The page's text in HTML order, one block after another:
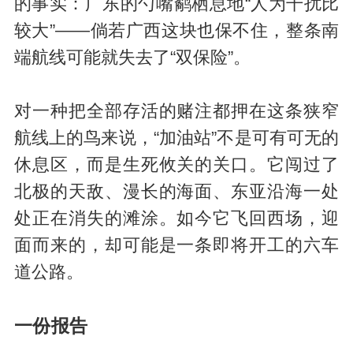
的事实：广东的勺嘴鹬栖息地“人为干扰比
较大”——倘若广西这块也保不住，整条南
端航线可能就失去了“双保险”。
对一种把全部存活的赌注都押在这条狭窄
航线上的鸟来说，“加油站”不是可有可无的
休息区，而是生死攸关的关口。它闯过了
北极的天敌、漫长的海面、东亚沿海一处
处正在消失的滩涂。如今它飞回西场，迎
面而来的，却可能是一条即将开工的六车
道公路。
一份报告